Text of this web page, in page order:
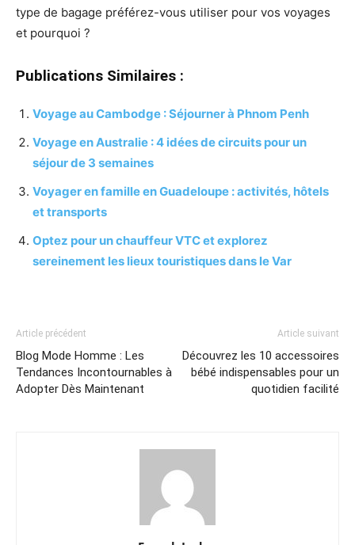
type de bagage préférez-vous utiliser pour vos voyages
et pourquoi ?
Publications Similaires :
Voyage au Cambodge : Séjourner à Phnom Penh
Voyage en Australie : 4 idées de circuits pour un
séjour de 3 semaines
Voyager en famille en Guadeloupe : activités, hôtels
et transports
Optez pour un chauffeur VTC et explorez
sereinement les lieux touristiques dans le Var
Article précédent
Blog Mode Homme : Les
Tendances Incontournables à
Adopter Dès Maintenant
Article suivant
Découvrez les 10 accessoires
bébé indispensables pour un
quotidien facilité